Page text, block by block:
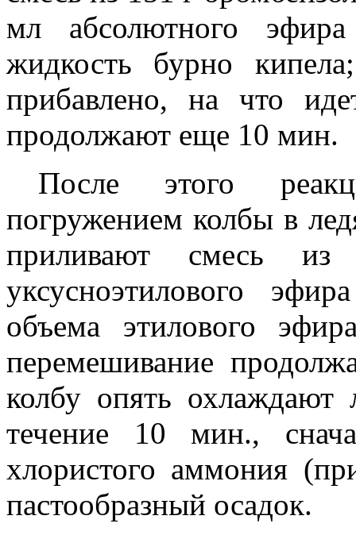
мл абсолютного
жидкость бурно
прибавлено, на что
продолжают еще 10 мин.
После этого
погружением колбы в
приливают смесь
уксусноэтилового
объема этилового
перемешивание
колбу опять
течение 10 мин.,
хлористого аммония
пастообразный осадок.